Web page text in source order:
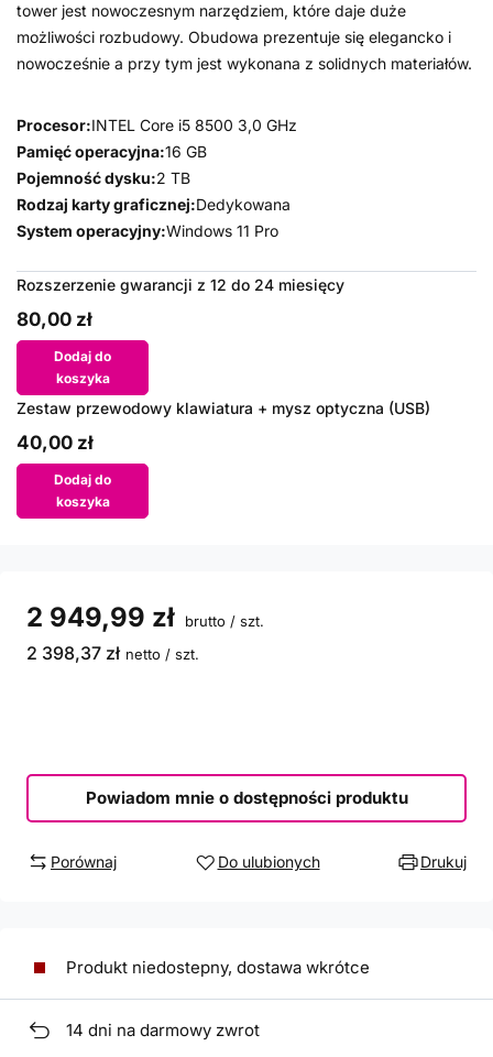
tower jest nowoczesnym narzędziem, które daje duże
możliwości rozbudowy. Obudowa prezentuje się elegancko i
nowocześnie a przy tym jest wykonana z solidnych materiałów.
Procesor:INTEL Core i5 8500 3,0 GHz
Pamięć operacyjna:16 GB
Pojemność dysku:2 TB
Rodzaj karty graficznej:Dedykowana
System operacyjny:Windows 11 Pro
Rozszerzenie gwarancji z 12 do 24 miesięcy
80,00 zł
Dodaj do
koszyka
Zestaw przewodowy klawiatura + mysz optyczna (USB)
40,00 zł
Dodaj do
koszyka
2 949,99 zł brutto / szt.
2 398,37 zł netto / szt.
Powiadom mnie o dostępności produktu
Porównaj Do ulubionych Drukuj
Produkt niedostepny, dostawa wkrótce
14 dni na darmowy zwrot